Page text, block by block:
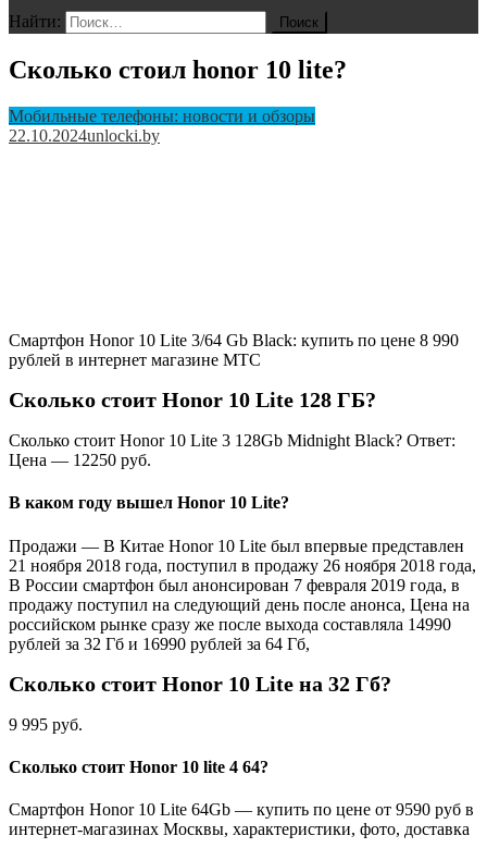
Найти:
Сколько стоил honor 10 lite?
Мобильные телефоны: новости и обзоры
22.10.2024unlocki.by
Смартфон Honor 10 Lite 3/64 Gb Black: купить по цене 8 990
рублей в интернет магазине МТС
Сколько стоит Honor 10 Lite 128 ГБ?
Сколько стоит Honor 10 Lite 3 128Gb Midnight Black? Ответ:
Цена — 12250 руб.
В каком году вышел Honor 10 Lite?
Продажи — В Китае Honor 10 Lite был впервые представлен
21 ноября 2018 года, поступил в продажу 26 ноября 2018 года,
В России смартфон был анонсирован 7 февраля 2019 года, в
продажу поступил на следующий день после анонса, Цена на
российском рынке сразу же после выхода составляла 14990
рублей за 32 Гб и 16990 рублей за 64 Гб,
Сколько стоит Honor 10 Lite на 32 Гб?
9 995 руб.
Сколько стоит Honor 10 lite 4 64?
Смартфон Honor 10 Lite 64Gb — купить по цене от 9590 руб в
интернет-магазинах Москвы, характеристики, фото, доставка